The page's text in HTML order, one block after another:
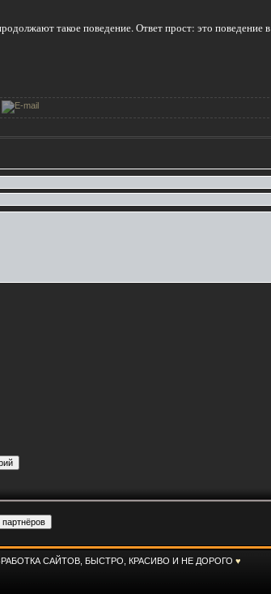
такое поведение. Ответ прост: это поведение в
САЙТОВ, БЫСТРО, КРАСИВО И НЕ ДОРОГО ♥